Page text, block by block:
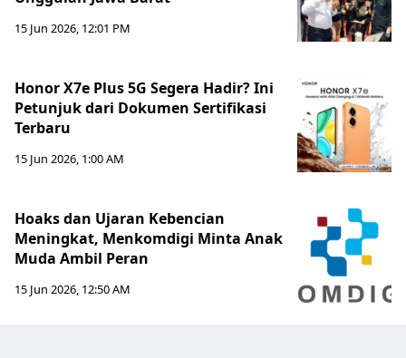
15 Jun 2026, 12:01 PM
Honor X7e Plus 5G Segera Hadir? Ini
Petunjuk dari Dokumen Sertifikasi
Terbaru
15 Jun 2026, 1:00 AM
Hoaks dan Ujaran Kebencian
Meningkat, Menkomdigi Minta Anak
Muda Ambil Peran
15 Jun 2026, 12:50 AM